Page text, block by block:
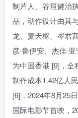
制片人、谷垣健治
品，动作设计由其
龙、麦天枢、岑君
彦·鲁伊安、杰佳·
为中国香港 [9]，全
制作成本1.42亿人
[6]，2024年8月25
国际电影节首映，